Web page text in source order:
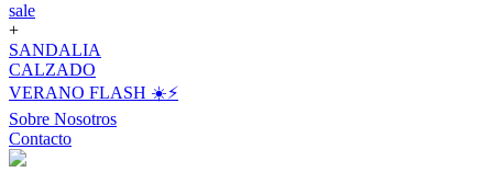
sale
+
SANDALIA
CALZADO
VERANO FLASH ☀️⚡️
Sobre Nosotros
Contacto